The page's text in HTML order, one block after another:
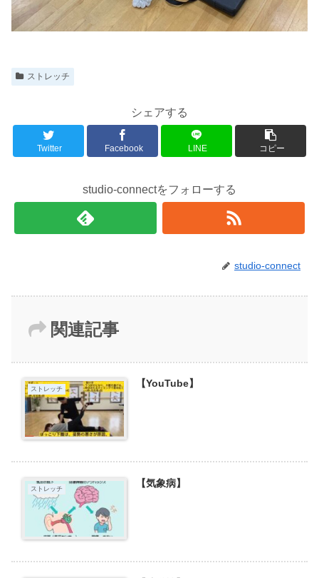
ストレッチ
シェアする
Twitter Facebook LINE コピー
studio-connectをフォローする
studio-connect
関連記事
ストレッチ 【YouTube】
ストレッチ 【気象病】